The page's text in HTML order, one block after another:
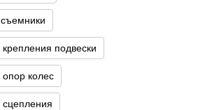
пoдвecки
кoлеc